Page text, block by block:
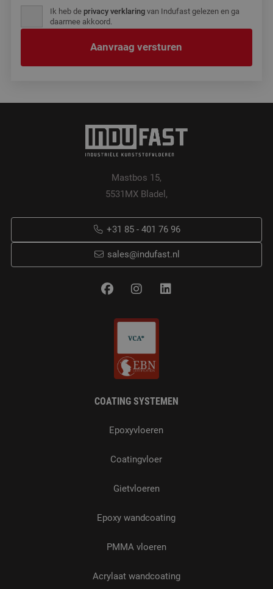
Ik heb de privacy verklaring van Indufast gelezen en ga
daarmee akkoord.
Mastbos 15,
5531MX Bladel,
+31 85 - 401 76 96
sales@indufast.nl
COATING SYSTEMEN
Epoxyvloeren
Coatingvloer
Gietvloeren
Epoxy wandcoating
PMMA vloeren
Acrylaat wandcoating